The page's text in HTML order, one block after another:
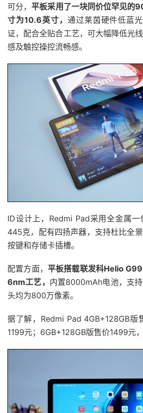
可分，平板采用了一块同价位罕见的
寸为10.6英寸， 通过莱茵硬件低蓝
证，配合全贴合工艺，可大幅降低光
感及触控操控流畅感。
ID设计上，Redmi Pad采用全金属
445克，配有四扬声器，支持杜比全
按键和存储卡插槽。
配置方面， 平板搭载联发科Helio
6nm工艺， 内置8000mAh电池，支
头均为800万像素。
据了解，Redmi Pad 4GB+128GB版
1199元；6GB+128GB版售价1499元